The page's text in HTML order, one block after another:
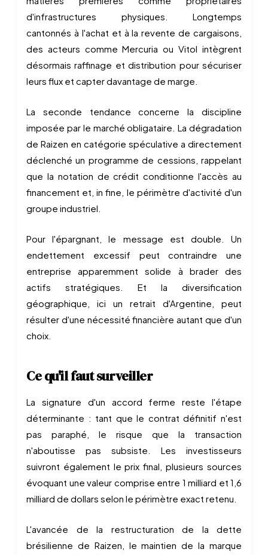
d'infrastructures physiques. Longtemps
cantonnés à l'achat et à la revente de cargaisons,
des acteurs comme Mercuria ou Vitol intègrent
désormais raffinage et distribution pour sécuriser
leurs flux et capter davantage de marge.
La seconde tendance concerne la discipline
imposée par le marché obligataire. La dégradation
de Raizen en catégorie spéculative a directement
déclenché un programme de cessions, rappelant
que la notation de crédit conditionne l'accès au
financement et, in fine, le périmètre d'activité d'un
groupe industriel.
Pour l'épargnant, le message est double. Un
endettement excessif peut contraindre une
entreprise apparemment solide à brader des
actifs stratégiques. Et la diversification
géographique, ici un retrait d'Argentine, peut
résulter d'une nécessité financière autant que d'un
choix.
Ce qu'il faut surveiller
La signature d'un accord ferme reste l'étape
déterminante : tant que le contrat définitif n'est
pas paraphé, le risque que la transaction
n'aboutisse pas subsiste. Les investisseurs
suivront également le prix final, plusieurs sources
évoquant une valeur comprise entre 1 milliard et 1,6
milliard de dollars selon le périmètre exact retenu.
L'avancée de la restructuration de la dette
brésilienne de Raizen, le maintien de la marque